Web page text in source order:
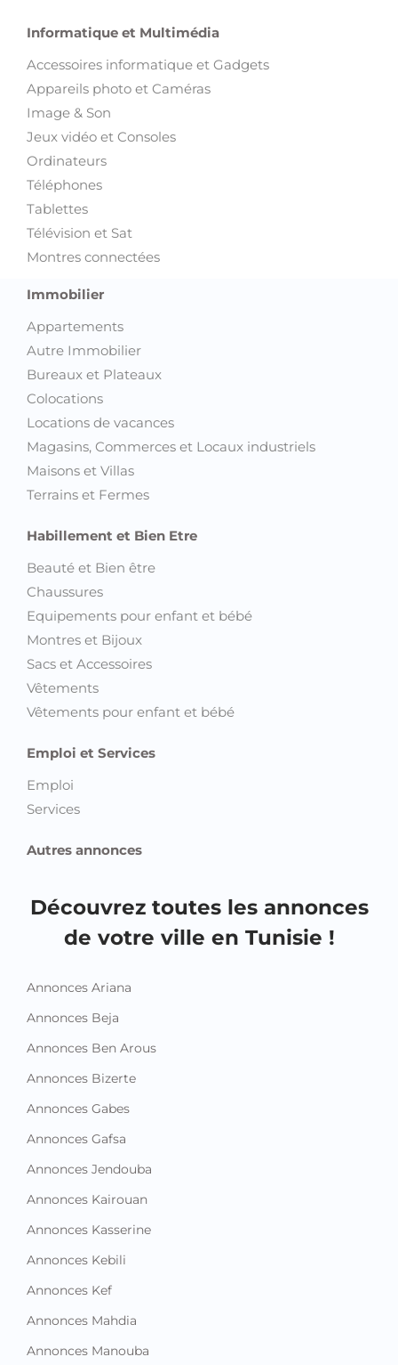
Informatique et Multimédia
Accessoires informatique et Gadgets
Appareils photo et Caméras
Image & Son
Jeux vidéo et Consoles
Ordinateurs
Téléphones
Tablettes
Télévision et Sat
Montres connectées
Immobilier
Appartements
Autre Immobilier
Bureaux et Plateaux
Colocations
Locations de vacances
Magasins, Commerces et Locaux industriels
Maisons et Villas
Terrains et Fermes
Habillement et Bien Etre
Beauté et Bien être
Chaussures
Equipements pour enfant et bébé
Montres et Bijoux
Sacs et Accessoires
Vêtements
Vêtements pour enfant et bébé
Emploi et Services
Emploi
Services
Autres annonces
Découvrez toutes les annonces
de votre ville en Tunisie !
Annonces Ariana
Annonces Beja
Annonces Ben Arous
Annonces Bizerte
Annonces Gabes
Annonces Gafsa
Annonces Jendouba
Annonces Kairouan
Annonces Kasserine
Annonces Kebili
Annonces Kef
Annonces Mahdia
Annonces Manouba